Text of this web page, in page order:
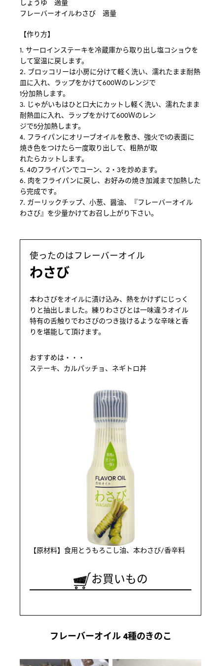
しょうゆ 適量
フレーバーオイルわさび 適量
【作り方】
1. サーロインステーキを冷蔵庫から取り出し塩コショウを
して室温に戻します。
2. ブロッコリーは小房に分けて軽く洗い、濡れたまま耐熱
皿に入れ、ラップをかけて600Ｗのレンジで
1分加熱します。
3. じゃがいもはひと口大にカットし軽く洗い、濡れたまま
耐熱皿に入れ、ラップをかけて600Ｗのレン
ジで5分加熱します。
4. フライパンにオリーブオイルを敷き、強火で1の表面に
焼き色をつけたら一度取り出して、粗熱が取
れたらカットします。
5. 4のフライパンでコーン、2・3を炒めます。
6. 肉をフライパンに戻し、お好みの焼き加減まで加熱した
ら完成です。
7. ガーリックチップ、小葱、醤油、『フレーバーオイル
わさび』を少量かけてお召し上がり下さい。
使ったのはフレーバーオイル
わさび
本わさびをオイルに漬け込み、熱をかけずにじっく
りと抽出しました。練りわさびとは一味違うオイル
特有の舌触りでわさびのつき抜けるような辛味と香
りを堪能して頂けます。
おすすめは・・・
ステーキ、カルパッチョ、ネギトロ丼
【原材料】食用とうもろこし油、本わさび/香辛料
お買いもの
フレーバーオイル 4種のきのこ